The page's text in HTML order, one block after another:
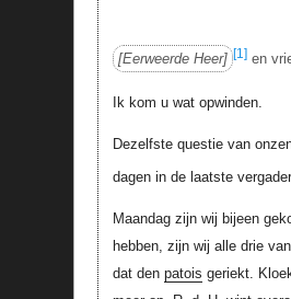
Eerweerde Heer [1]en
Ik kom u wat opwinden.
Dezelfste questie van
dagen in de laatste
Maandag zijn wij bijeen
hebben, zijn wij alle drie
dat den patois geriekt.